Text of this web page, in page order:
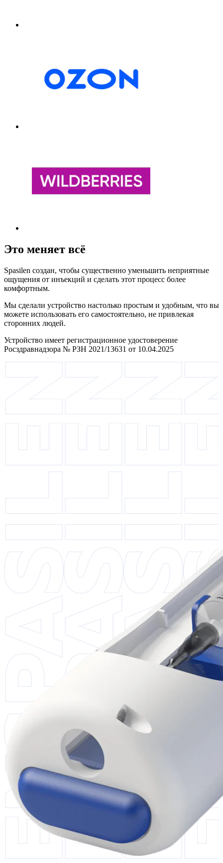
Это меняет всё
Spasilen создан, чтобы существенно уменьшить неприятные
ощущения от инъекций и сделать этот процесс более
комфортным.
Мы сделали устройство настолько простым и удобным, что вы
можете использовать его самостоятельно, не привлекая
сторонних людей.
Устройство имеет регистрационное удостоверение
Росздравнадзора № РЗН 2021/13631 от 10.04.2025